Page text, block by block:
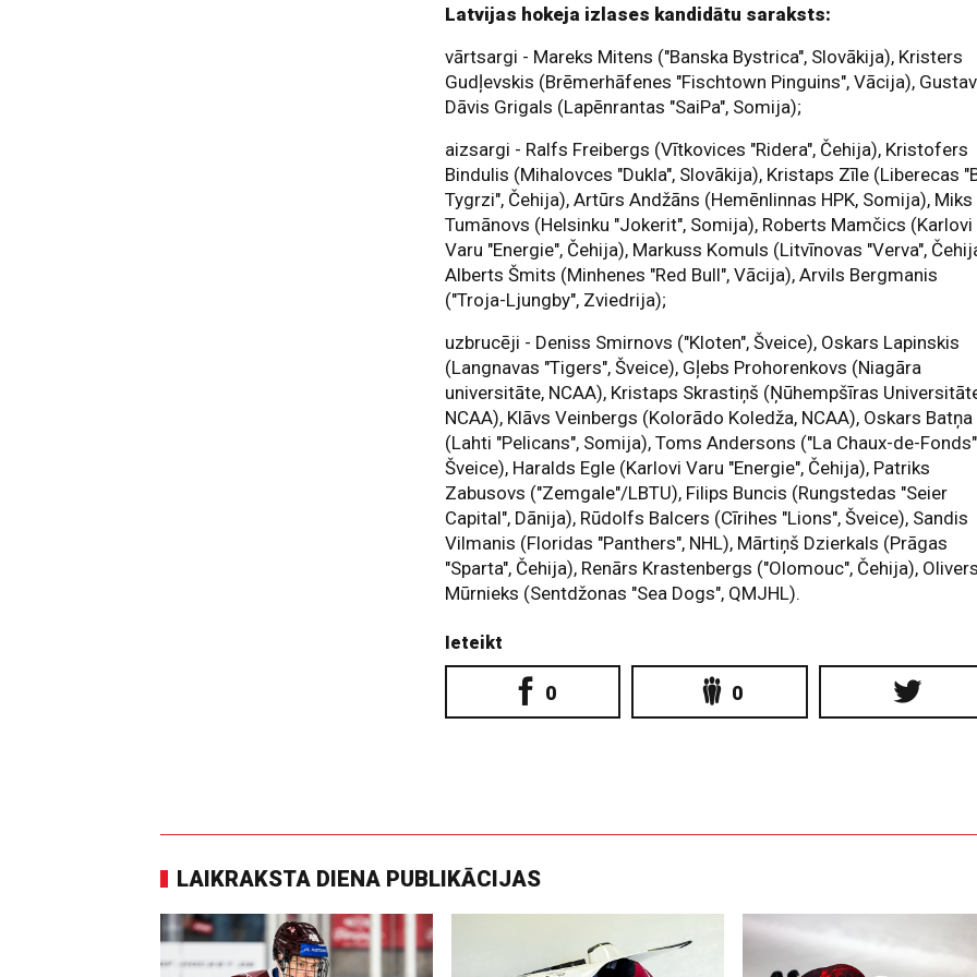
Latvijas hokeja izlases kandidātu saraksts:
vārtsargi - Mareks Mitens ("Banska Bystrica", Slovākija), Kristers
Gudļevskis (Brēmerhāfenes "Fischtown Pinguins", Vācija),
Dāvis Grigals (Lapēnrantas "SaiPa", Somija);
aizsargi - Ralfs Freibergs (Vītkovices "Ridera", Čehija), Kristofers
Bindulis (Mihalovces "Dukla", Slovākija), Kristaps Zīle (Liberecas
Tygrzi", Čehija), Artūrs Andžāns (Hemēnlinnas HPK, Somija), Miks
Tumānovs (Helsinku "Jokerit", Somija), Roberts Mamčics (Karlovi
Varu "Energie", Čehija), Markuss Komuls (Litvīnovas "Verva",
Alberts Šmits (Minhenes "Red Bull", Vācija), Arvils Bergmanis
("Troja-Ljungby", Zviedrija);
uzbrucēji - Deniss Smirnovs ("Kloten", Šveice), Oskars Lapinskis
(Langnavas "Tigers", Šveice), Gļebs Prohorenkovs (Niagāra
universitāte, NCAA), Kristaps Skrastiņš (Ņūhempšīras
NCAA), Klāvs Veinbergs (Kolorādo Koledža, NCAA), Oskars Batņa
(Lahti "Pelicans", Somija), Toms Andersons ("La Chaux-de-
Šveice), Haralds Egle (Karlovi Varu "Energie", Čehija), Patriks
Zabusovs ("Zemgale"/LBTU), Filips Buncis (Rungstedas "Seier
Capital", Dānija), Rūdolfs Balcers (Cīrihes "Lions", Šveice), Sandis
Vilmanis (Floridas "Panthers", NHL), Mārtiņš Dzierkals (Prāgas
"Sparta", Čehija), Renārs Krastenbergs ("Olomouc", Čehija),
Mūrnieks (Sentdžonas "Sea Dogs", QMJHL).
Ieteikt
0 0
LAIKRAKSTA DIENA PUBLIKĀCIJAS